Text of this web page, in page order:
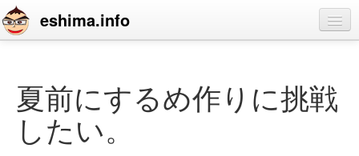
eshima.info
blog
profile
contact
夏前にするめ作りに挑戦
したい。